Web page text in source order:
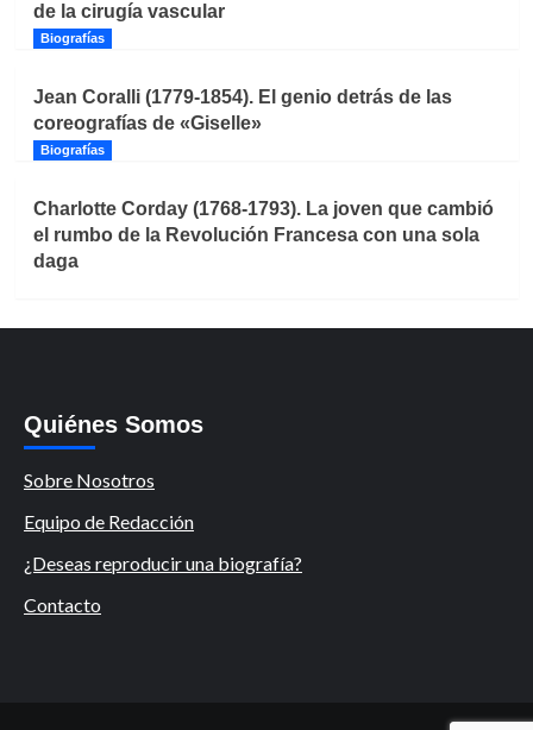
de la cirugía vascular
Biografías
Jean Coralli (1779-1854). El genio detrás de las
coreografías de «Giselle»
Biografías
Charlotte Corday (1768-1793). La joven que cambió
el rumbo de la Revolución Francesa con una sola
daga
Quiénes Somos
Sobre Nosotros
Equipo de Redacción
¿Deseas reproducir una biografía?
Contacto